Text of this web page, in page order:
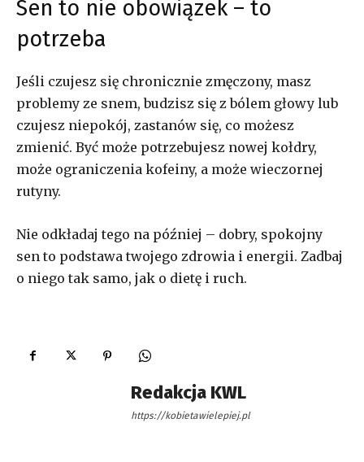
Sen to nie obowiązek – to
potrzeba
Jeśli czujesz się chronicznie zmęczony, masz
problemy ze snem, budzisz się z bólem głowy lub
czujesz niepokój, zastanów się, co możesz
zmienić. Być może potrzebujesz nowej kołdry,
może ograniczenia kofeiny, a może wieczornej
rutyny.
Nie odkładaj tego na później – dobry, spokojny
sen to podstawa twojego zdrowia i energii. Zadbaj
o niego tak samo, jak o dietę i ruch.
Redakcja KWL
https://kobietawielepiej.pl